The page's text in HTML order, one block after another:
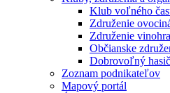
Klub voľného
Združenie
Združenie
Občianske
Dobrovoľný
Zoznam podnikateľov
Mapový portál